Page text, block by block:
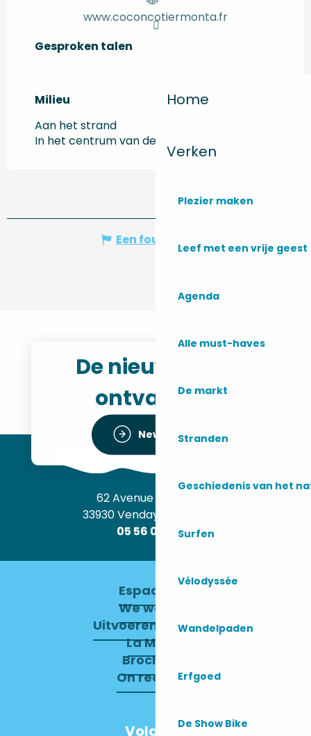
Home
Verken
Plezier maken
Leef met een vrije geest
Agenda
Alle must-haves
De markt
Stranden
Geschiedenis van het
Surfen
Vélodyssée
Wandelpaden
Erfgoed
De Show Bike
www.coconcotiermonta.fr
Gesproken talen
Gesproken talen
Milieu
Milieu
Aan het strand
In het centrum van de stad
Een fout melden
De nieuwsbrief
ontvangen
Newsletter
62 Avenue de l’Océan
33930 Vendays-Montalivet
05 56 09 30 12
Espace pro
We werven
Uitvoerend Comité
La Mairie
Brochures
On recrute !
Volg ons